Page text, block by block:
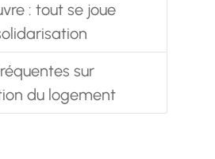
: tout se joue
sur
du logement